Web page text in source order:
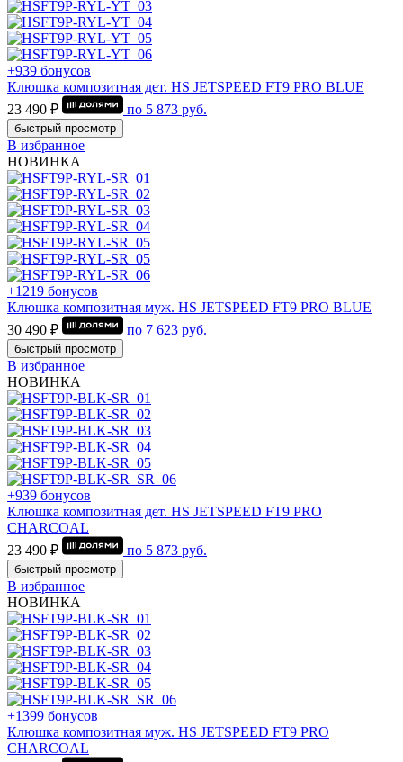
+939 бонусов
Клюшка композитная дет. HS JETSPEED FT9 PRO BLUE
23 490 ₽
по 5 873 руб.
быстрый просмотр
В избранное
НОВИНКА
+1219 бонусов
Клюшка композитная муж. HS JETSPEED FT9 PRO BLUE
30 490 ₽
по 7 623 руб.
быстрый просмотр
В избранное
НОВИНКА
+939 бонусов
Клюшка композитная дет. HS JETSPEED FT9 PRO
CHARCOAL
23 490 ₽
по 5 873 руб.
быстрый просмотр
В избранное
НОВИНКА
+1399 бонусов
Клюшка композитная муж. HS JETSPEED FT9 PRO
CHARCOAL